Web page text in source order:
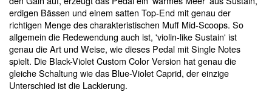
erdigen Bässen und einem satten Top-End mit genau der
richtigen Menge des charakteristischen Muff Mid-Scoops. So
allgemein die Redewendung auch ist, 'violin-like Sustain' ist
genau die Art und Weise, wie dieses Pedal mit Single Notes
spielt. Die Black-Violet Custom Color Version hat genau die
gleiche Schaltung wie das Blue-Violet Caprid, der einzige
Unterschied ist die Lackierung.